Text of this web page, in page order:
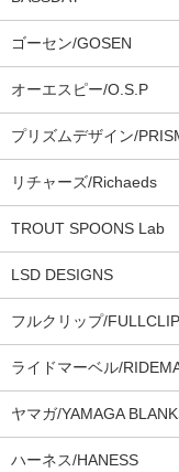
ゴーセン/GOSEN
オーエスピー/O.S.P
プリズムデザイン/
リチャーズ/Richaeds
TROUT SPOONS Lab
LSD DESIGNS
フルクリップ/FULLCLIP
ライドマーベル/
ヤマガ/YAMAGA
ハーネス/HANESS